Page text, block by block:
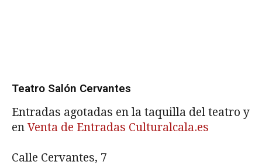
Teatro Salón Cervantes
Entradas agotadas en la taquilla del teatro y
enVenta de Entradas Culturalcala.es
Calle Cervantes, 7